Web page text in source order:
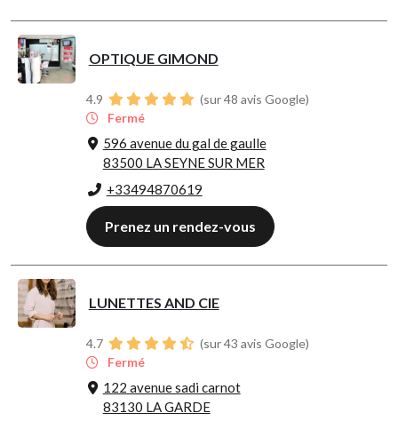
OPTIQUE GIMOND
4.9
(sur 48 avis Google)
Fermé
596 avenue du gal de gaulle
83500 LA SEYNE SUR MER
+33494870619
Prenez un rendez-vous
LUNETTES AND CIE
4.7
(sur 43 avis Google)
Fermé
122 avenue sadi carnot
83130 LA GARDE